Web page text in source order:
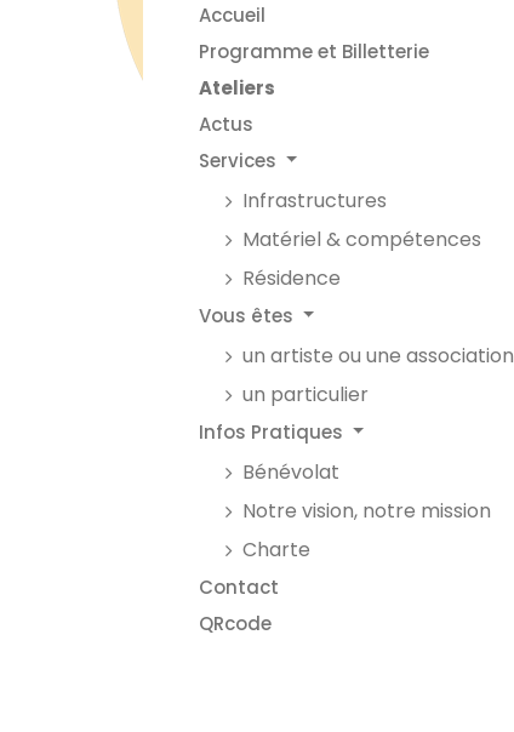
Accueil
Programme et Billetterie
Ateliers
Actus
Services
Infrastructures
Matériel & compétences
Résidence
Vous êtes
un artiste ou une association
un particulier
Infos Pratiques
Bénévolat
Notre vision, notre mission
Charte
Contact
QRcode